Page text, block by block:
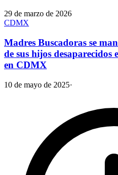
29 de marzo de 2026
CDMX
Madres Buscadoras se
de sus hijos desaparecidos
en CDMX
10 de mayo de 2025·